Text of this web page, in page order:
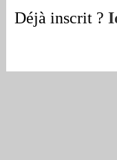
Déjà inscrit ?